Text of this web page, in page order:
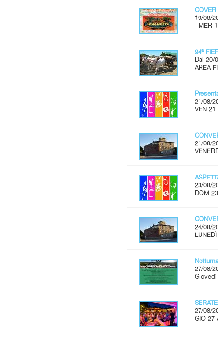
COVER
19/08/
MER
94ª
Dal 20/
AREA
21/08/
VEN 21
21/08/
23/08/
DOM
24/08/
27/08/
Giovedì
27/08/
GIO 27